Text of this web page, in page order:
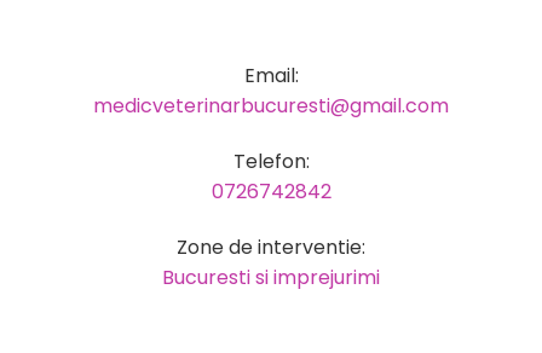
Email:
medicveterinarbucuresti@gmail.com
Telefon:
0726742842
Zone de interventie:
Bucuresti si imprejurimi